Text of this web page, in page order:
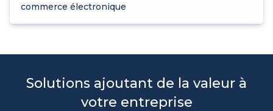
commerce électronique
Solutions ajoutant de la valeur à
votre entreprise